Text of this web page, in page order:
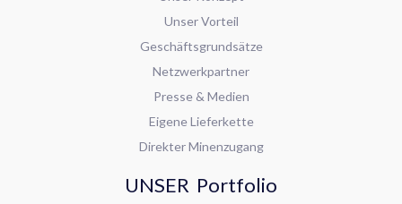
Unser Vorteil
Geschäftsgrundsätze
Netzwerkpartner
Presse & Medien
Eigene Lieferkette
Direkter Minenzugang
UNSER Portfolio